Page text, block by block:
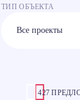
ТИП ОБЪЕКТА
427